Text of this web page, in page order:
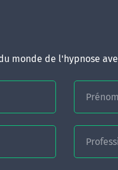
monde de l'hypnose
Prénom